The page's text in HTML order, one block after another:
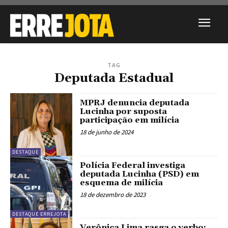
TAG
Deputada Estadual
DESTAQUE
MPRJ denuncia deputada
Lucinha por suposta
participação em milícia
18 de junho de 2024
DESTAQUE ERREJOTA
Polícia Federal investiga
deputada Lucinha (PSD) em
esquema de milícia
18 de dezembro de 2023